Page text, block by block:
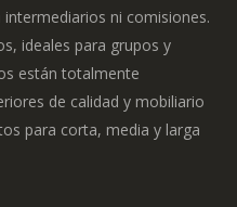
ni comisiones.
ideales para grupos y
están totalmente
de calidad y mobiliario
para corta, media y larga